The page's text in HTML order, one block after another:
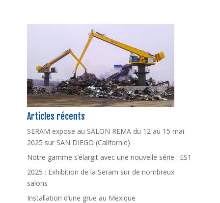
Articles récents
SERAM expose au SALON REMA du 12 au 15 mai
2025 sur SAN DIEGO (Californie)
Notre gamme s’élargit avec une nouvelle série : ES1
2025 : Exhibition de la Seram sur de nombreux
salons
Installation d’une grue au Mexique